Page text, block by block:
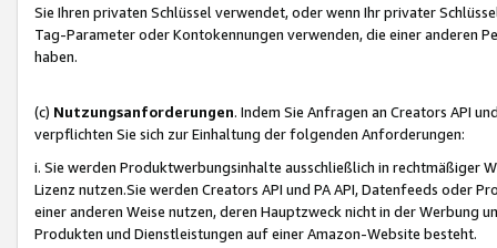
Sie Ihren privaten Schlüssel verwendet, oder wenn Ihr privater
Tag-Parameter oder Kontokennungen verwenden, die einer anderen
haben.
(c) Nutzungsanforderungen. Indem Sie Anfragen an Creators API
verpflichten Sie sich zur Einhaltung der folgenden Anforderungen:
i. Sie werden Produktwerbungsinhalte ausschließlich in rechtmäßiger
Lizenz nutzen.Sie werden Creators API und PA API, Datenfeeds oder
einer anderen Weise nutzen, deren Hauptzweck nicht in der Werbung
Produkten und Dienstleistungen auf einer Amazon-Website besteht.